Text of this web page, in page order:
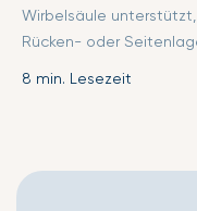
Wirbelsäule
Rücken- oder
8 min. Lesezeit